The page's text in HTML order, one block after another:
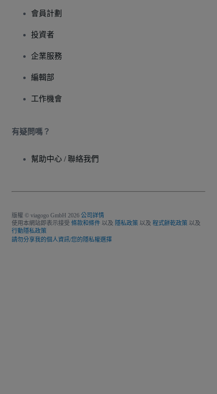
會員計劃
投資者
企業服務
編輯部
工作機會
有疑問嗎？
幫助中心 / 聯絡我們
版權 © viagogo GmbH 2026 公司詳情
使用本網站即表示接受 條款和條件 以及 隱私政策 以及 程式餅乾政策 以及
行動隱私政策
請勿分享我的個人資訊/您的隱私權選擇